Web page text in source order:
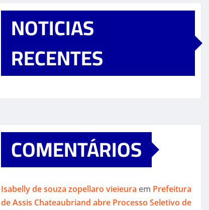
NOTICIAS
RECENTES
COMENTÁRIOS
Isabelly de souza zopellaro vieieura em Prefeitura
de Assis Chateaubriand abre Processo Seletivo de